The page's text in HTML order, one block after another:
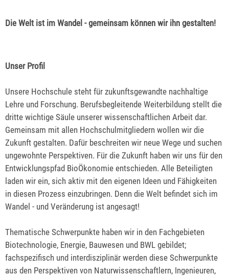
Die Welt ist im Wandel - gemeinsam können wir ihn gestalten!
Unser Profil
Unsere Hochschule steht für zukunftsgewandte nachhaltige
Lehre und Forschung. Berufsbegleitende Weiterbildung stellt die
dritte wichtige Säule unserer wissenschaftlichen Arbeit dar.
Gemeinsam mit allen Hochschulmitgliedern wollen wir die
Zukunft gestalten. Dafür beschreiten wir neue Wege und suchen
ungewohnte Perspektiven. Für die Zukunft haben wir uns für den
Entwicklungspfad BioÖkonomie entschieden. Alle Beteiligten
laden wir ein, sich aktiv mit den eigenen Ideen und Fähigkeiten
in diesen Prozess einzubringen. Denn die Welt befindet sich im
Wandel - und Veränderung ist angesagt!
Thematische Schwerpunkte haben wir in den Fachgebieten
Biotechnologie, Energie, Bauwesen und BWL gebildet;
fachspezifisch und interdisziplinär werden diese Schwerpunkte
aus den Perspektiven von Naturwissenschaftlern, Ingenieuren,